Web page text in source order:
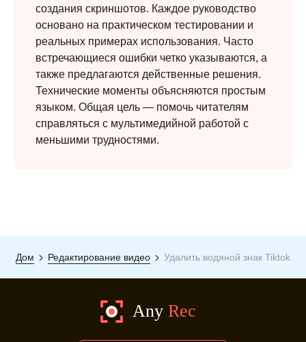
создания скриншотов. Каждое руководство
основано на практическом тестировании и
реальных примерах использования. Часто
встречающиеся ошибки четко указываются, а
также предлагаются действенные решения.
Технические моменты объясняются простым
языком. Общая цель — помочь читателям
справляться с мультимедийной работой с
меньшими трудностями.
Дом Редактирование видео Удалить водяной знак Tiktok